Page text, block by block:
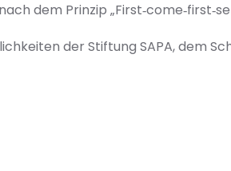
dem Prinzip
der Stiftung SAPA, dem